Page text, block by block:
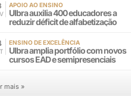
APOIO AO ENSINO
Ulbra auxilia 400 educadores a
reduzir déficit de alfabetização
ENSINO DE EXCELÊNCIA
Ulbra amplia portfólio com novos
cursos EAD e semipresenciais
mais »